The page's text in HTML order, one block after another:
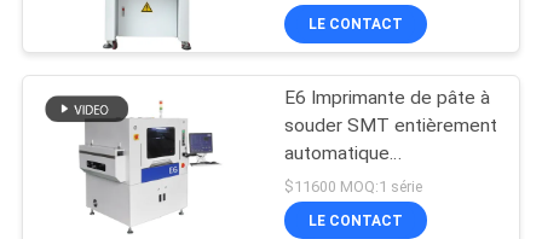
DE
L'USINE
CONTRÔLE
Imprimante de
pochoir
23
pâte de soudure
LE CONTACT
E6 Imprimante de pâte à
souder SMT entièrement
automatique
600x350mm Machine de
sérigraphie
$11600 MOQ:1 série
LE CONTACT